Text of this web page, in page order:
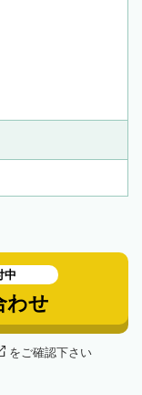
中
わせ
をご確認下さい